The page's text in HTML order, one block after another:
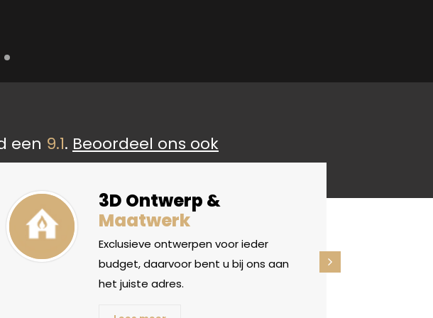
een 9.1. Beoordeel ons ook
3D Ontwerp &
Maatwerk
Exclusieve ontwerpen voor ieder
budget, daarvoor bent u bij ons aan
het juiste adres.